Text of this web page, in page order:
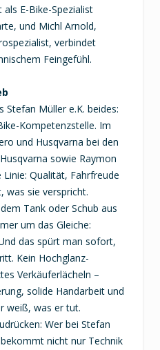
E-Bike-Spezialist
und Michl Arnold,
verbindet
Feingefühl.
Stefan Müller e.K. beides:
Kompetenzstelle. Im
und Husqvarna bei den
sowie Raymon
Linie: Qualität, Fahrfreude
was sie verspricht.
Tank oder Schub aus
um das Gleiche:
das spürt man sofort,
Kein Hochglanz-
Verkäuferlächeln –
solide Handarbeit und
weiß, was er tut.
Wer bei Stefan
nicht nur Technik